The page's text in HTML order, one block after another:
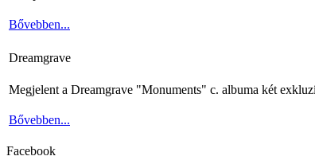
Bővebben...
Dreamgrave
Megjelent a Dreamgrave "Monuments" c. albuma két
Bővebben...
Facebook